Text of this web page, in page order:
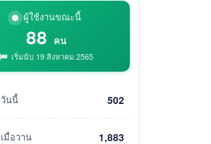
ผู้ใช้งานขณะนี้
88 คน
เริ่มนับ 19 สิงหาคม 2565
วันนี้ 502
เมื่อวาน 1,883